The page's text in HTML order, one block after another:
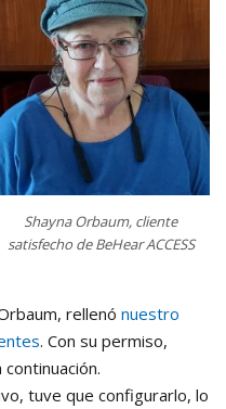
Shayna Orbaum, cliente
satisfecho de BeHear ACCESS
rellenó nuestro
. Con su permiso,
tuve que configurarlo, lo